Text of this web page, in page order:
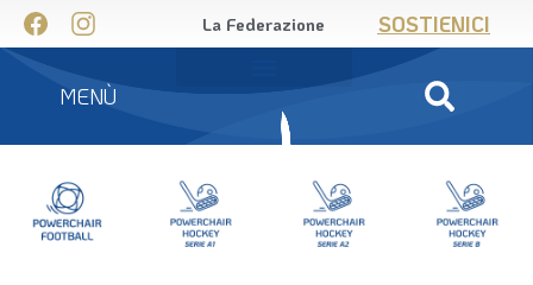
La Federazione SOSTIENICI
MENÙ